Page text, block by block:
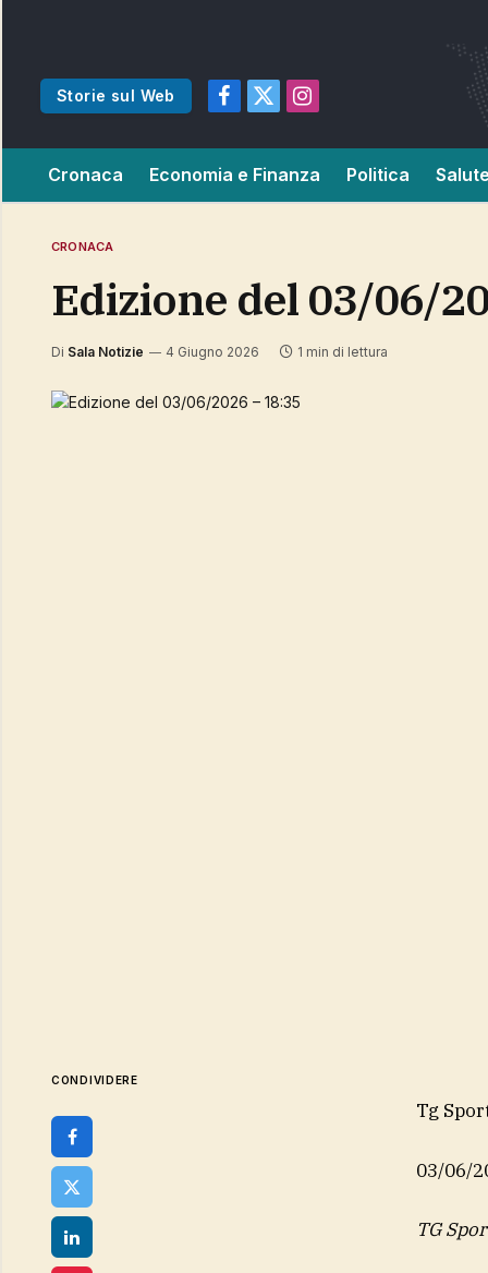
Storie sul Web
Facebook
X
Instagram
Cronaca Economia e Finanza Politica
CRONACA
Edizione del 03/06/
Di Sala Notizie 4 Giugno 2026 1 min di lettura
CONDIVIDERE
Tg
03/06/
TG